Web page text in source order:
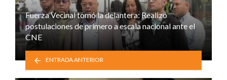
Fuerza Vecinal tomó la delantera: Realizó
postulaciones de primero a escala nacional ante el
CNE
ENTRADA ANTERIOR